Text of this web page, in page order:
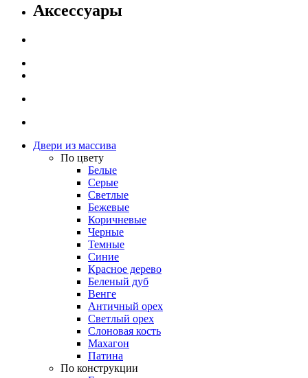
Аксессуары
Двери из массива
По цвету
Белые
Серые
Светлые
Бежевые
Коричневые
Черные
Темные
Синие
Красное дерево
Беленый дуб
Венге
Античный орех
Светлый орех
Слоновая кость
Махагон
Патина
По конструкции